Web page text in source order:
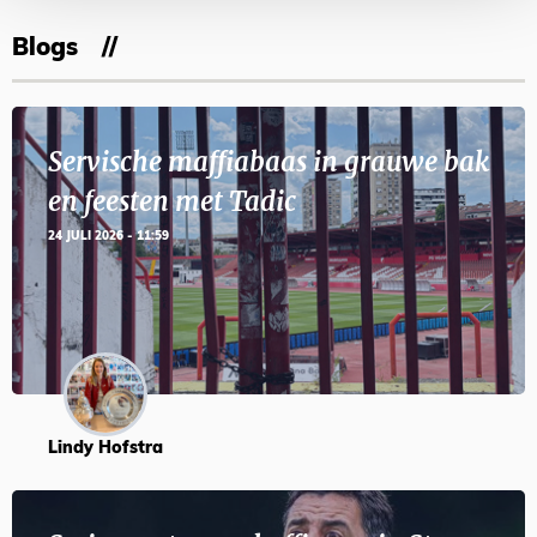
Blogs
Servische maffiabaas in grauwe bak
en feesten met Tadic
24 JULI 2026 - 11:59
Lindy Hofstra